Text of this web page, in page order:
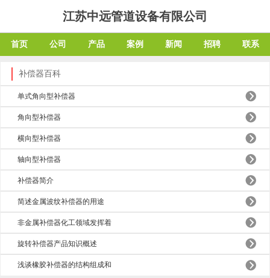
江苏中远管道设备有限公司
首页 公司 产品 案例 新闻 招聘 联系
补偿器百科
​单式角向型补偿器
角向型补偿器
横向型补偿器
轴向型补偿器
补偿器简介
简述金属波纹补偿器的用途
非金属补偿器化工领域发挥着
旋转补偿器产品知识概述
浅谈橡胶补偿器的结构组成和